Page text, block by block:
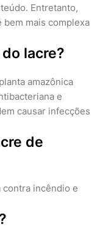
Entretanto,
bem mais complexa
lacre?
amazônica
e
causar infecções
de
contra incêndio e